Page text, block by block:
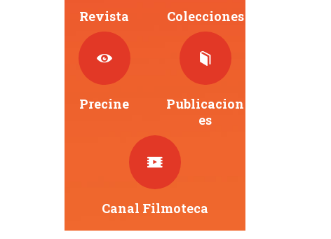
Revista
Precine
Colecciones
Publicacion
Es
Canal Filmoteca